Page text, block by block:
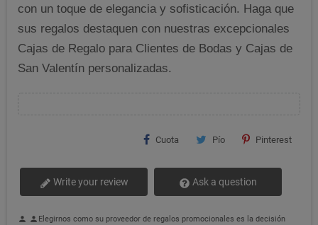
con un toque de elegancia y sofisticación. Haga que
sus regalos destaquen con nuestras excepcionales
Cajas de Regalo para Clientes de Bodas y Cajas de
San Valentín personalizadas.
Cuota Pío Pinterest
Write your review Ask a question
person personElegirnos como su proveedor de regalos promocionales es la decisión